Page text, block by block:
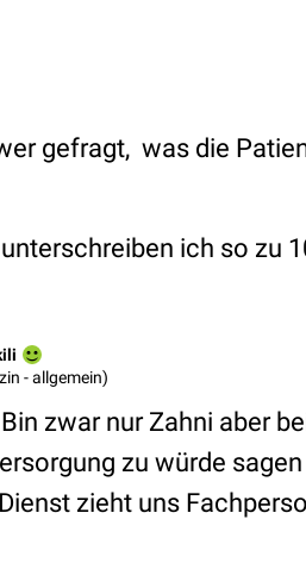
gefragt, was die
ich so zu
- allgemein)
zwar nur Zahni aber
zu würde
zieht uns